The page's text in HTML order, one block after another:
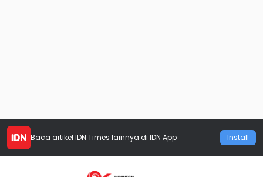
Baca artikel IDN Times lainnya di IDN App Install